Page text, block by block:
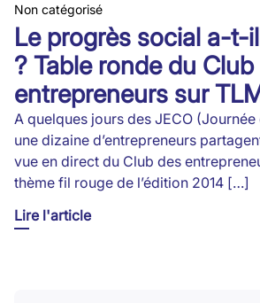
Non catégorisé
Le progrès social a-t-
? Table ronde du
entrepreneurs sur
A quelques jours des JECO (Journée
une dizaine d’entrepreneurs
vue en direct du Club des
thème fil rouge de l’édition 2014 […]
Lire l'article